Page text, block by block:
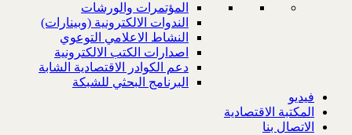
المؤتمرات والورشات
الندوات الالكترونية (وبينارات)
النشاط الاعلامي التوعوي
اصدارات الكتب الالكترونية
دعم الكوادر الاقتصادية الشابة
البرنامج البحثي للشبكة
فيديو
المكتبة الاقتصادية
الاتصال بنا